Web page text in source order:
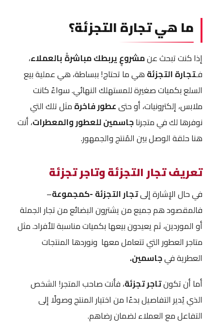
ما هي تجارة التجزئة؟
إذا كنت تبحث عنمشروعٍ يربطك مباشرةً بالعملاء،
فـتجارة التجزئةهي ما تحتاج! ببساطة، هي عملية بيع
السلع بكميات صغيرة للمستهلك النهائي. سواءً كانت
ملابس، إلكترونيات، أو حتىعطور فاخرةمثل تلك التي
نوفرها لك في متجرناجاسمين للعطور والمعطرات، أنت
هنا حلقة الوصل بين المُنتج والجمهور.
تعريف تجار التجزئة وتاجر تجزئة
في حال الإشارة إلىتجار التجزئة -كمجموعة–
فالمقصود هم جميع من يشترون البضائع من تجار الجملة
أو الموردين، ثم يعيدون بيعها بكميات مناسبة للأفراد. مثل
متاجر العطور التي تتعامل معها ونوردها المنتجات
العطرية فيجاسمين.
أما أن تكونتاجر تجزئة، فأنت صاحب المتجر! الشخص
الذي يُدير التفاصيل بدءًا من اختيار المنتج وصولًا إلى
التفاعل مع العملاء لضمان رضاهم.